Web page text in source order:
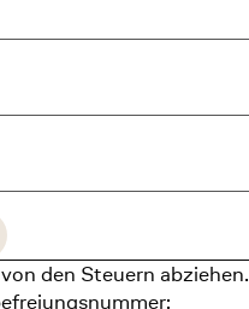
den Steuern abziehen.